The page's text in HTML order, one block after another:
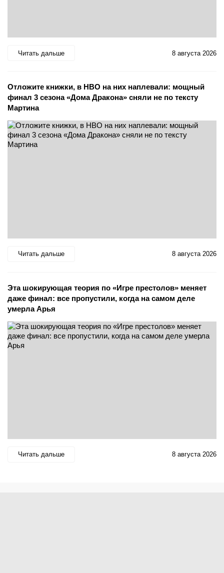
Читать дальше 8 августа 2026
Отложите книжки, в HBO на них наплевали: мощный
финал 3 сезона «Дома Дракона» сняли не по тексту
Мартина
Читать дальше 8 августа 2026
Эта шокирующая теория по «Игре престолов» меняет
даже финал: все пропустили, когда на самом деле
умерла Арья
Читать дальше 8 августа 2026